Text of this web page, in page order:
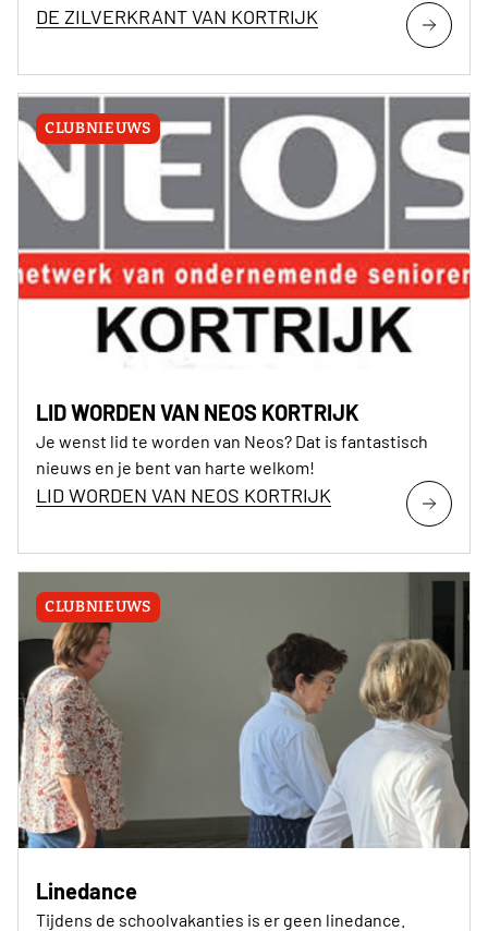
DE ZILVERKRANT VAN KORTRIJK
CLUBNIEUWS
LID WORDEN VAN NEOS KORTRIJK
Je wenst lid te worden van Neos? Dat is fantastisch
nieuws en je bent van harte welkom!
LID WORDEN VAN NEOS KORTRIJK
CLUBNIEUWS
Linedance
Tijdens de schoolvakanties is er geen linedance.